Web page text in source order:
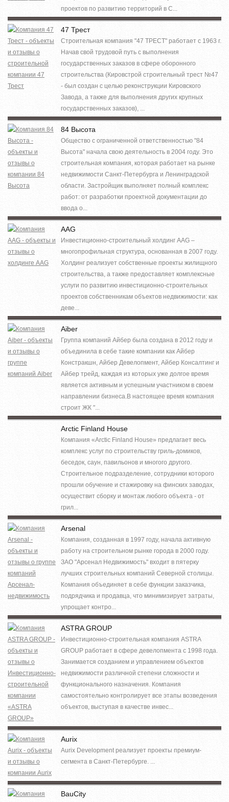
проектов по развитию территорий в С...
47 Трест
Строительная компания "47 ТРЕСТ" работает с 1963 г.
Начав свой трудовой путь с выполнения
государственных заказов в сфере оборонного
строительства (Кировстрой строительный трест №47
- был создан с целью реконструкции Кировского
Завода, а также для выполнения других крупных
государственных заказов), ...
84 Высота
Общество с ограниченной ответственностью "84
Высота" начала свою деятельность в 2004 году. Это
строительная компания, которая работает на рынке
недвижимости Санкт-Петербурга и Ленинградской
области. Застройщик выполняет полный комплекс
работ: от разработки проектной документации до
ввода о...
AAG
Инвестиционно-строительный холдинг AAG –
многопрофильная структура, основанная в 2007 году.
Холдинг реализует собственные проекты жилищного
строительства, а также предоставляет комплексные
услуги по развитию инвестиционно-строительных
проектов собственникам объектов недвижимости: как
деве...
Aiber
Группа компаний Айбер была создана в 2012 году и
объединила в себе такие компании как Айбер
Констракшн, Айбер Девелопмент, Айбер Консалтинг и
Айбер трейд, каждая из которых уже долгое время
является активным и успешным участником в своем
направлении бизнеса.В настоящее время компания
строит ЖК "...
Arctic Finland House
Компания «Arctic Finland House» предлагает весь
комплекс услуг по строительству гриль-домиков,
беседок, саун, павильонов и многого другого.
Строительное подразделение, сотрудники которого
прошли обучение и стажировку на финских заводах,
осуществит сборку и монтаж любого объекта - от
грил...
Arsenal
Компания, созданная в 1997 году, начала активную
работу на строительном рынке города в 2000 году.
ЗАО "Арсенал Недвижимость" входит в пятерку
лучших строительных компаний Северной столицы.
Компания объединяет в себе функции заказчика,
подрядчика и продавца, что минимизирует затраты,
упрощает контро...
ASTRA GROUP
Инвестиционно-строительная компания ASTRA
GROUP работает в сфере девелопмента с 1998 года.
Занимается созданием и управлением объектов
недвижимости различной степени сложности и
функционального назначения. Компания
самостоятельно контролирует все этапы возведения
объектов, выступая в качестве инвес...
Aurix
Aurix Development реализует проекты премиум-
сегмента в Санкт-Петербурге. ...
BauCity